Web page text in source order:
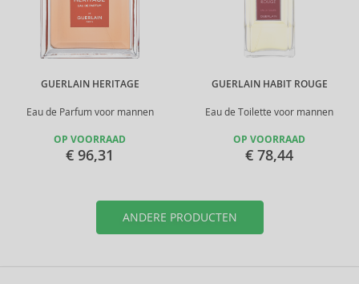
GUERLAIN HERITAGE
Eau de Parfum voor mannen
OP VOORRAAD
€ 96,31
GUERLAIN HABIT ROUGE
Eau de Toilette voor mannen
OP VOORRAAD
€ 78,44
ANDERE PRODUCTEN